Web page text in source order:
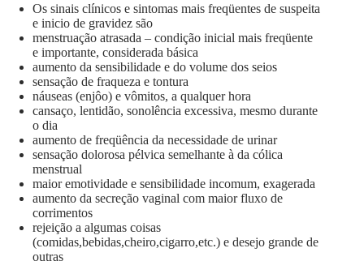
Os sinais clínicos e sintomas mais freqüentes de suspeita
e inicio de gravidez são
menstruação atrasada – condição inicial mais freqüente
e importante, considerada básica
aumento da sensibilidade e do volume dos seios
sensação de fraqueza e tontura
náuseas (enjôo) e vômitos, a qualquer hora
cansaço, lentidão, sonolência excessiva, mesmo durante
o dia
aumento de freqüência da necessidade de urinar
sensação dolorosa pélvica semelhante à da cólica
menstrual
maior emotividade e sensibilidade incomum, exagerada
aumento da secreção vaginal com maior fluxo de
corrimentos
rejeição a algumas coisas
(comidas,bebidas,cheiro,cigarro,etc.) e desejo grande de
outras